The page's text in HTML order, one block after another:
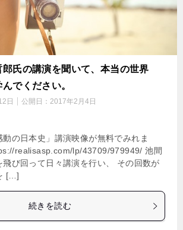
郎氏の講演を聞いて、本当の世界
でください。
日 公開日： 2017年2月4日
の日本史」講演映像が無料でみれま
realisasp.com/lp/43709/979949/ 池間
飛び回って日々講演を行い、 その回数が
[…]
続きを読む